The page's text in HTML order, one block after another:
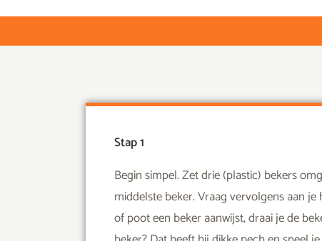
Stap 1
Begin simpel. Zet drie (plastic) bekers
middelste beker. Vraag vervolgens aan je
of poot een beker aanwijst, draai je de